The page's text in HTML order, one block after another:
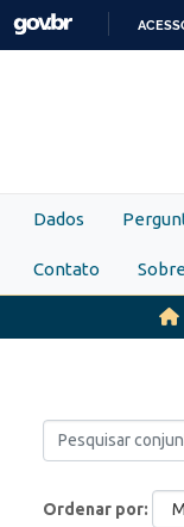
Skip to main content
Dados
Contato
Ordenar por